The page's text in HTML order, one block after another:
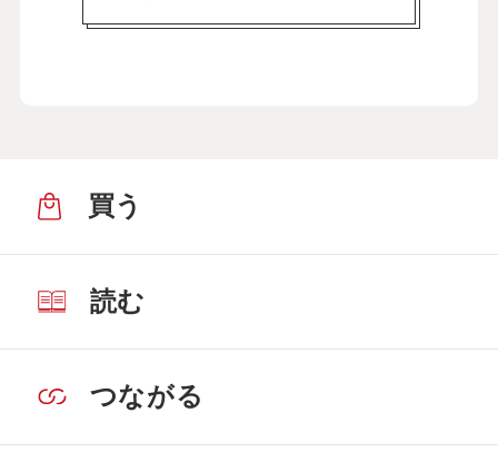
買う
読む
つながる